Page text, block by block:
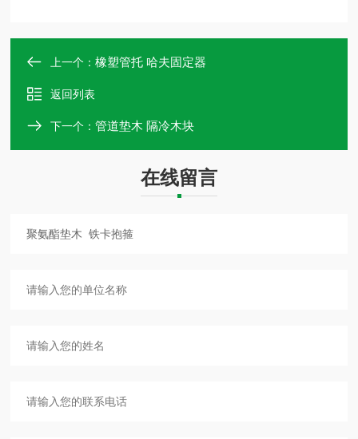
上一个：橡塑管托 哈夫固定器
返回列表
下一个：管道垫木 隔冷木块
在线留言